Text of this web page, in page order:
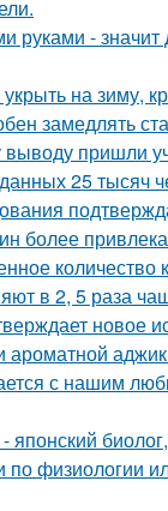
руками -
на зиму,
замедлять
выводу пришли
25 тысяч
более
количество
в 2, 5 раза
новое
ароматной
с нашим
японский
по физиологии